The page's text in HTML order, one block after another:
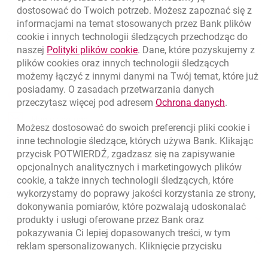
Nawigacja dolna
Zadzwoń do nas
801 331 331
(+48) 22 598 40 40
Migam
Znajdź placówkę lub bankomat otwiera się w nowej karcie
Oceń nas otwiera się w nowej karcie
Złóż wniosek przez internet
Skontaktuj się ze Specjalistą
O banku
dostosować do Twoich potrzeb. Możesz zapoznać się z
informacjami na temat stosowanych przez Bank plików
cookie i innych technologii śledzących przechodząc do
naszej Polityki plików cookielink otwiera się w nowym oknie
. Dane, które pozyskujemy z
plików cookies oraz innych technologii śledzących
możemy łączyć z innymi danymi na Twój temat, które już
posiadamy. O zasadach przetwarzania danych
przeczytasz więcej pod adresem Ochrona danychlink
.
Możesz dostosować do swoich preferencji pliki cookie i
inne technologie śledzące, których używa Bank. Klikając
przycisk POTWIERDŹ, zgadzasz się na zapisywanie
opcjonalnych analitycznych i marketingowych plików
cookie, a także innych technologii śledzących, które
wykorzystamy do poprawy jakości korzystania ze strony,
dokonywania pomiarów, które pozwalają udoskonalać
produkty i usługi oferowane przez Bank oraz
pokazywania Ci lepiej dopasowanych treści, w tym
reklam spersonalizowanych. Kliknięcie przycisku